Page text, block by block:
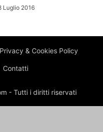
Luglio 2016
Privacy & Cookies Policy
Contatti
- Tutti i diritti riservati